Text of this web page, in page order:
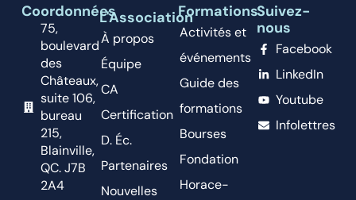
Coordonnées
75,
boulevard
des
Châteaux,
suite 106,
bureau
215,
Blainville,
QC. J7B
2A4
L'Association
À propos
Équipe
CA
Certification
D. Éc.
Partenaires
Nouvelles
Formations
Activités et
événements
Guide des
formations
Bourses
Fondation
Horace-
Suivez-
nous
Facebook
LinkedIn
Youtube
Infolettres